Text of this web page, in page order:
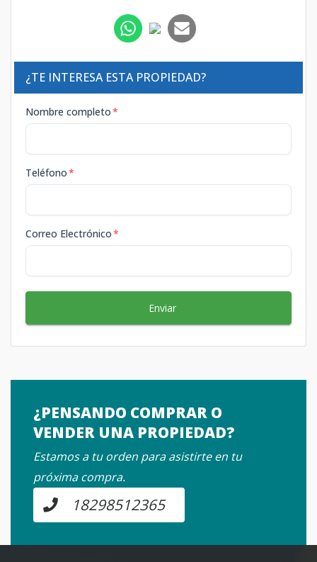
¿TE INTERESA ESTA PROPIEDAD?
Nombre completo*
Teléfono*
Correo Electrónico*
Enviar
¿PENSANDO COMPRAR O
VENDER UNA PROPIEDAD?
Estamos a tu orden para asistirte en tu
próxima compra.
18298512365